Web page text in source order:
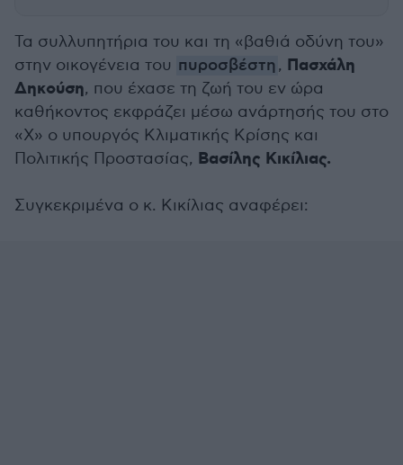
Τα συλλυπητήρια του και τη «βαθιά οδύνη του»
στην οικογένεια του πυροσβέστη, Πασχάλη
Δηκούση, που έχασε τη ζωή του εν ώρα
καθήκοντος εκφράζει μέσω ανάρτησής του στο
«X» ο υπουργός Κλιματικής Κρίσης και
Πολιτικής Προστασίας, Βασίλης Κικίλιας.
Συγκεκριμένα ο κ. Κικίλιας αναφέρει: